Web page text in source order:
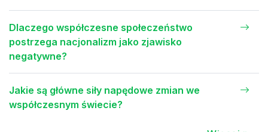
Dlaczego współczesne społeczeństwo
postrzega nacjonalizm jako zjawisko
negatywne?
Jakie są główne siły napędowe zmian we
współczesnym świecie?